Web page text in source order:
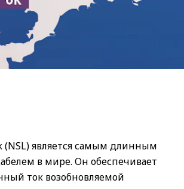
(NSL) является самым длинным
в мире. Он обеспечивает
ток возобновляемой